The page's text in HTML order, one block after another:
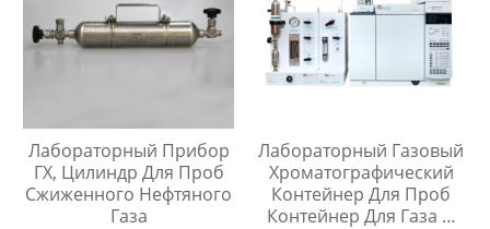
Лабораторный Прибор
ГХ, Цилиндр Для Проб
Сжиженного Нефтяного
Газа
Лабораторный Газовый
Хроматографический
Контейнер Для Проб
Контейнер Для Газа И